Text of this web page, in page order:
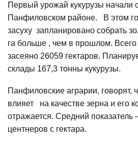
Первый урожай кукурузы начали
Панфиловском районе. В этом
засуху запланировано собрать
га больше , чем в прошлом. Всего
засеяно 26059 гектаров.
склады 167,3 тонны кукурузы.
Панфиловские аграрии, говорят,
влияет на качестве зерна и его
отражается. Средний
центнеров с гектара.